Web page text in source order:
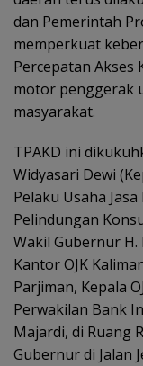
dan Pemerintah
memperkuat
Percepatan Akses
motor penggerak
masyarakat.
TPAKD ini
Widyasari Dewi
Pelaku Usaha
Pelindungan
Wakil Gubernur H.
Kantor OJK
Parjiman, Kepala
Perwakilan Bank
Majardi, di Ruang
Gubernur di Jalan